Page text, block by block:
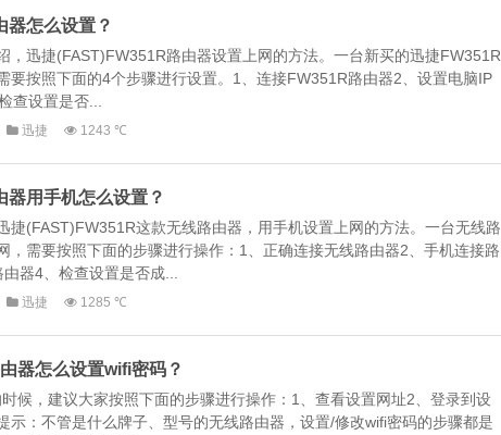
器怎么设置？
，迅捷(FAST)FW351R路由器设置上网的方法。一台新买的迅捷FW351R
要按照下面的4个步骤进行设置。1、连接FW351R路由器2、设置电脑IP
查设置是否...
迅捷 1243 ℃
用手机怎么设置？
捷(FAST)FW351R这款无线路由器，用手机设置上网的方法。一台无线路
，需要按照下面的步骤进行操作：1、正确连接无线路由器2、手机连接路
器4、检查设置是否成...
迅捷 1285 ℃
器怎么设置wifi密码？
候，建议大家按照下面的步骤进行操作：1、查看设置网址2、登录到设
示：不管是什么牌子、型号的无线路由器，设置/修改wifi密码的步骤都是